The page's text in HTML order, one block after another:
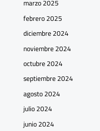
marzo 2025
febrero 2025
diciembre 2024
noviembre 2024
octubre 2024
septiembre 2024
agosto 2024
julio 2024
junio 2024